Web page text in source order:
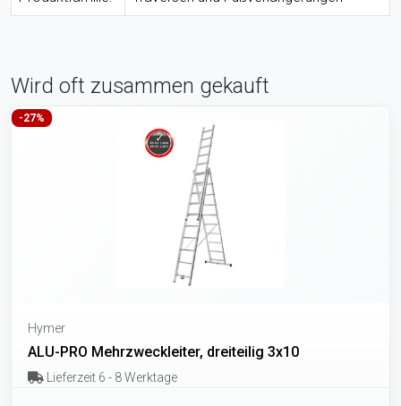
Wird oft zusammen gekauft
-27%
Hymer
ALU-PRO Mehrzweckleiter, dreiteilig 3x10
Lieferzeit 6 - 8 Werktage